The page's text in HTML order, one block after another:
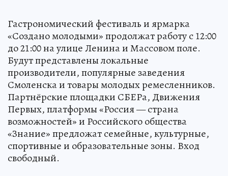
Гастрономический фестиваль и ярмарка
«Создано молодыми» продолжат работу с 12:00
до 21:00 на улице Ленина и Массовом поле.
Будут представлены локальные
производители, популярные заведения
Смоленска и товары молодых ремесленников.
Партнёрские площадки СБЕРа, Движения
Первых, платформы «Россия — страна
возможностей» и Российского общества
«Знание» предложат семейные, культурные,
спортивные и образовательные зоны. Вход
свободный.